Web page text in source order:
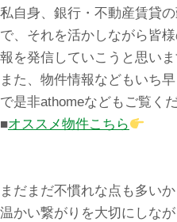
私自身、銀行・不動産賃貸
で、それを活かしながら皆
報を発信していこうと思い
また、物件情報などもいち
で是非athomeなどもご覧く
■オススメ物件こちら
まだまだ不慣れな点も多い
温かい繋がりを大切にしな